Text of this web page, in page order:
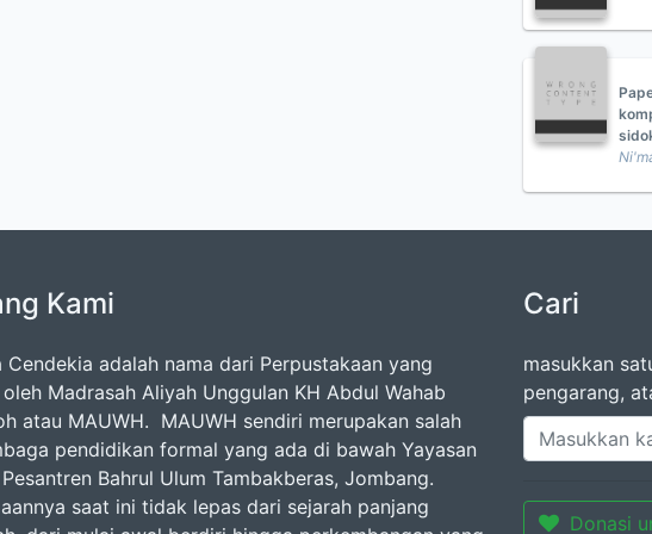
Kami
Cendekia adalah nama dari Perpustakaan yang
Madrasah Aliyah Unggulan KH Abdul Wahab
atau MAUWH. MAUWH sendiri merupakan salah
pendidikan formal yang ada di bawah Yayasan
Bahrul Ulum Tambakberas, Jombang.
saat ini tidak lepas dari sejarah panjang
Cari
masukkan
pengarang,
Donasi